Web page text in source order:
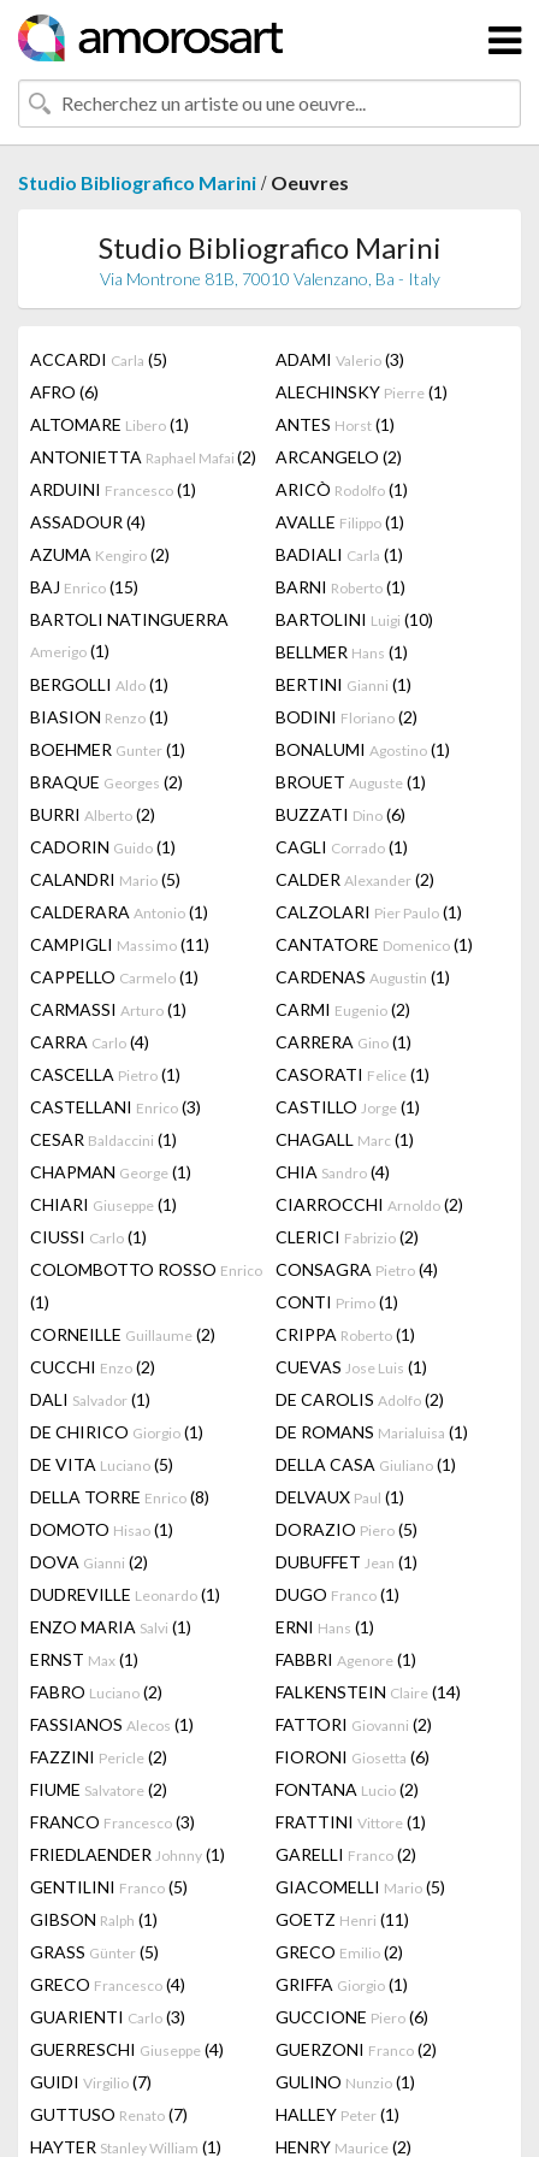
Studio Bibliografico Marini / Oeuvres
Studio Bibliografico Marini
Via Montrone 81B, 70010 Valenzano, Ba - Italy
ACCARDI Carla (5) ADAMI Valerio (3)
AFRO (6) ALECHINSKY Pierre (1)
ALTOMARE Libero (1) ANTES Horst (1)
ANTONIETTA Raphael Mafai (2) ARCANGELO (2)
ARDUINI Francesco (1) ARICÒ Rodolfo (1)
ASSADOUR (4) AVALLE Filippo (1)
AZUMA Kengiro (2) BADIALI Carla (1)
BAJ Enrico (15) BARNI Roberto (1)
BARTOLI NATINGUERRA
Amerigo (1)
BARTOLINI Luigi (10)
BELLMER Hans (1)
BERGOLLI Aldo (1) BERTINI Gianni (1)
BIASION Renzo (1) BODINI Floriano (2)
BOEHMER Gunter (1) BONALUMI Agostino (1)
BRAQUE Georges (2) BROUET Auguste (1)
BURRI Alberto (2) BUZZATI Dino (6)
CADORIN Guido (1) CAGLI Corrado (1)
CALANDRI Mario (5) CALDER Alexander (2)
CALDERARA Antonio (1) CALZOLARI Pier Paulo (1)
CAMPIGLI Massimo (11) CANTATORE Domenico (1)
CAPPELLO Carmelo (1) CARDENAS Augustin (1)
CARMASSI Arturo (1) CARMI Eugenio (2)
CARRA Carlo (4) CARRERA Gino (1)
CASCELLA Pietro (1) CASORATI Felice (1)
CASTELLANI Enrico (3) CASTILLO Jorge (1)
CESAR Baldaccini (1) CHAGALL Marc (1)
CHAPMAN George (1) CHIA Sandro (4)
CHIARI Giuseppe (1) CIARROCCHI Arnoldo (2)
CIUSSI Carlo (1) CLERICI Fabrizio (2)
COLOMBOTTO ROSSO Enrico
(1)
CONSAGRA Pietro (4)
CONTI Primo (1)
CORNEILLE Guillaume (2) CRIPPA Roberto (1)
CUCCHI Enzo (2) CUEVAS Jose Luis (1)
DALI Salvador (1) DE CAROLIS Adolfo (2)
DE CHIRICO Giorgio (1) DE ROMANS Marialuisa (1)
DE VITA Luciano (5) DELLA CASA Giuliano (1)
DELLA TORRE Enrico (8) DELVAUX Paul (1)
DOMOTO Hisao (1) DORAZIO Piero (5)
DOVA Gianni (2) DUBUFFET Jean (1)
DUDREVILLE Leonardo (1) DUGO Franco (1)
ENZO MARIA Salvi (1) ERNI Hans (1)
ERNST Max (1) FABBRI Agenore (1)
FABRO Luciano (2) FALKENSTEIN Claire (14)
FASSIANOS Alecos (1) FATTORI Giovanni (2)
FAZZINI Pericle (2) FIORONI Giosetta (6)
FIUME Salvatore (2) FONTANA Lucio (2)
FRANCO Francesco (3) FRATTINI Vittore (1)
FRIEDLAENDER Johnny (1) GARELLI Franco (2)
GENTILINI Franco (5) GIACOMELLI Mario (5)
GIBSON Ralph (1) GOETZ Henri (11)
GRASS Günter (5) GRECO Emilio (2)
GRECO Francesco (4) GRIFFA Giorgio (1)
GUARIENTI Carlo (3) GUCCIONE Piero (6)
GUERRESCHI Giuseppe (4) GUERZONI Franco (2)
GUIDI Virgilio (7) GULINO Nunzio (1)
GUTTUSO Renato (7) HALLEY Peter (1)
HAYTER Stanley William (1) HENRY Maurice (2)